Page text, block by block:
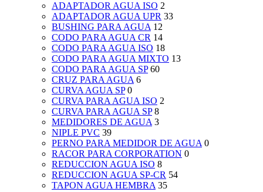
ADAPTADOR AGUA ISO 2
ADAPTADOR AGUA UPR 33
BUSHING PARA AGUA 12
CODO PARA AGUA CR 14
CODO PARA AGUA ISO 18
CODO PARA AGUA MIXTO 13
CODO PARA AGUA SP 60
CRUZ PARA AGUA 6
CURVA AGUA SP 0
CURVA PARA AGUA ISO 2
CURVA PARA AGUA SP 8
MEDIDORES DE AGUA 3
NIPLE PVC 39
PERNO PARA MEDIDOR DE AGUA 0
RACOR PARA CORPORATION 0
REDUCCION AGUA ISO 8
REDUCCION AGUA SP-CR 54
TAPON AGUA HEMBRA 35